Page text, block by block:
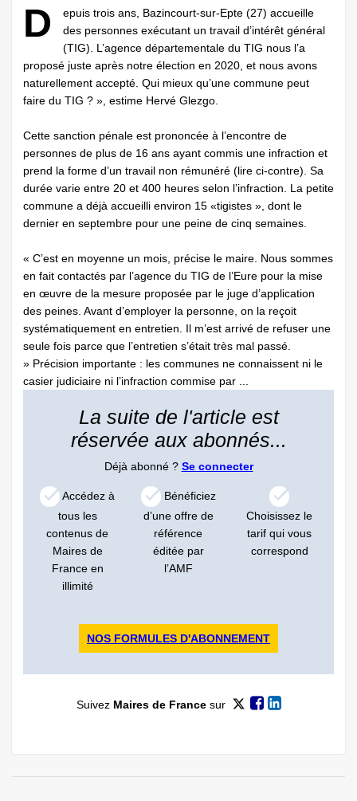
D
epuis trois ans, Bazincourt-sur-Epte (27) accueille
des personnes exécutant un travail d’intérêt général
(TIG). L’agence départementale du TIG nous l’a
proposé juste après notre élection en 2020, et nous avons
naturellement accepté. Qui mieux qu’une commune peut
faire du TIG ? », estime Hervé Glezgo.
Cette sanction pénale est prononcée à l’encontre de
personnes de plus de 16 ans ayant commis une infraction et
prend la forme d’un travail non rémunéré (lire ci-contre). Sa
durée varie entre 20 et 400 heures selon l’infraction. La petite
commune a déjà accueilli environ 15 «tigistes », dont le
dernier en septembre pour une peine de cinq semaines.
« C’est en moyenne un mois, précise le maire. Nous sommes
en fait contactés par l’agence du TIG de l’Eure pour la mise
en œuvre de la mesure proposée par le juge d’application
des peines. Avant d’employer la personne, on la reçoit
systématiquement en entretien. Il m’est arrivé de refuser une
seule fois parce que l’entretien s’était très mal passé.
» Précision importante : les communes ne connaissent ni le
casier judiciaire ni l’infraction commise par ...
La suite de l'article est
réservée aux abonnés...
Déjà abonné ? Se connecter
Accédez à
tous les
contenus de
Maires de
France en
illimité
Bénéficiez
d’une offre de
référence
éditée par
l’AMF
Choisissez le
tarif qui vous
correspond
NOS FORMULES D'ABONNEMENT
Suivez Maires de Francesur